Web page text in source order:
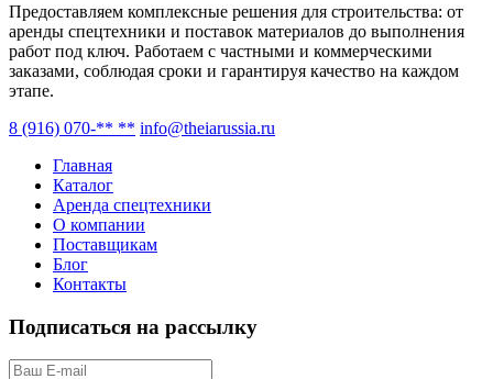
Предоставляем комплексные решения для строительства: от
аренды спецтехники и поставок материалов до выполнения
работ под ключ. Работаем с частными и коммерческими
заказами, соблюдая сроки и гарантируя качество на каждом
этапе.
8 (916) 070-** ** info@theiarussia.ru
Главная
Каталог
Аренда спецтехники
О компании
Поставщикам
Блог
Контакты
Подписаться на рассылку